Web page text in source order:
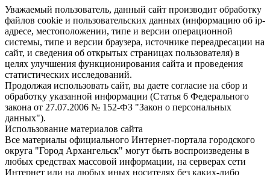
Уважаемый пользователь, данный сайт производит обработку
файлов cookie и пользовательских данных (информацию об ip-
адресе, местоположении, типе и версии операционной
системы, типе и версии браузера, источнике переадресации на
сайт, и сведения об открытых страницах пользователя) в
целях улучшения функционирования сайта и проведения
статистических исследований.
Продолжая использовать сайт, вы даете согласие на сбор и
обработку указанной информации (Статья 6 Федерального
закона от 27.07.2006 № 152-ФЗ "Закон о персональных
данных").
Использование материалов сайта
Все материалы официального Интернет-портала городского
округа "Город Архангельск" могут быть воспроизведены в
любых средствах массовой информации, на серверах сети
Интернет или на любых иных носителях без каких-либо